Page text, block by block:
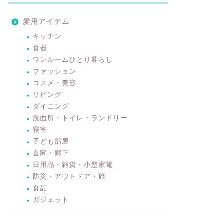
愛用アイテム
キッチン
食器
ワンルームひとり暮らし
ファッション
コスメ・美容
リビング
ダイニング
洗面所・トイレ・ランドリー
寝室
子ども部屋
玄関・廊下
日用品・雑貨・小型家電
防災・アウトドア・旅
食品
ガジェット